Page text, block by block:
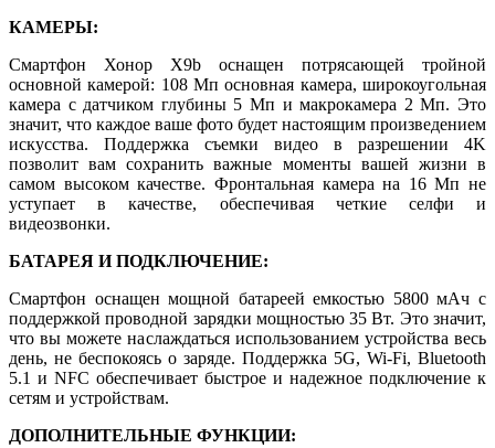
КАМЕРЫ:
Смартфон Хонор X9b оснащен потрясающей тройной
основной камерой: 108 Мп основная камера, широкоугольная
камера с датчиком глубины 5 Мп и макрокамера 2 Мп. Это
значит, что каждое ваше фото будет настоящим произведением
искусства. Поддержка съемки видео в разрешении 4K
позволит вам сохранить важные моменты вашей жизни в
самом высоком качестве. Фронтальная камера на 16 Мп не
уступает в качестве, обеспечивая четкие селфи и
видеозвонки.
БАТАРЕЯ И ПОДКЛЮЧЕНИЕ:
Смартфон оснащен мощной батареей емкостью 5800 мАч с
поддержкой проводной зарядки мощностью 35 Вт. Это значит,
что вы можете наслаждаться использованием устройства весь
день, не беспокоясь о заряде. Поддержка 5G, Wi-Fi, Bluetooth
5.1 и NFC обеспечивает быстрое и надежное подключение к
сетям и устройствам.
ДОПОЛНИТЕЛЬНЫЕ ФУНКЦИИ: